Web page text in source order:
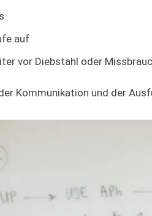
auf
vor Diebstahl oder
Kommunikation und der